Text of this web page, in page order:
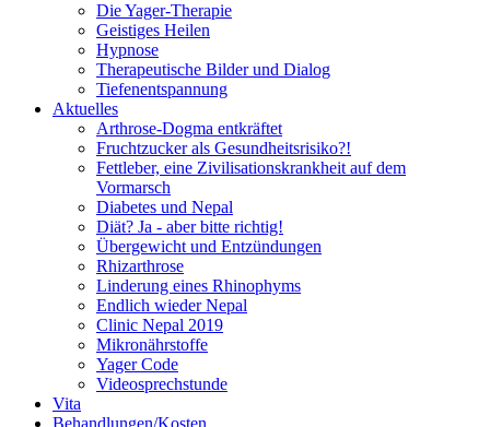
Die Yager-Therapie
Geistiges Heilen
Hypnose
Therapeutische Bilder und Dialog
Tiefenentspannung
Aktuelles
Arthrose-Dogma entkräftet
Fruchtzucker als Gesundheitsrisiko?!
Fettleber, eine Zivilisationskrankheit auf dem
Vormarsch
Diabetes und Nepal
Diät? Ja - aber bitte richtig!
Übergewicht und Entzündungen
Rhizarthrose
Linderung eines Rhinophyms
Endlich wieder Nepal
Clinic Nepal 2019
Mikronährstoffe
Yager Code
Videosprechstunde
Vita
Behandlungen/Kosten